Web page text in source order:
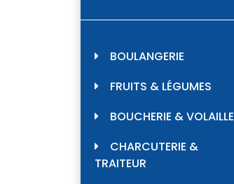
BOULANGERIE
FRUITS & LÉGUMES
BOUCHERIE & VOLAILLE
CHARCUTERIE &
TRAITEUR